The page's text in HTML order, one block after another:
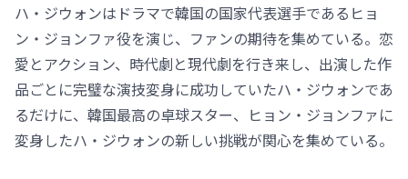
ハ・ジウォンはドラマで韓国の国家代表選手であるヒョ
ン・ジョンファ役を演じ、ファンの期待を集めている。恋
愛とアクション、時代劇と現代劇を行き来し、出演した作
品ごとに完璧な演技変身に成功していたハ・ジウォンであ
るだけに、韓国最高の卓球スター、ヒョン・ジョンファに
変身したハ・ジウォンの新しい挑戦が関心を集めている。